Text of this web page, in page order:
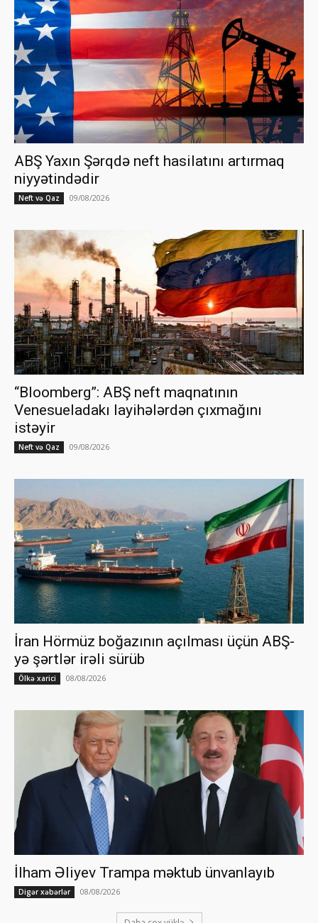
ABŞ Yaxın Şərqdə neft hasilatını artırmaq
niyyətindədir
Neft və Qaz 09/08/2026
“Bloomberg”: ABŞ neft maqnatının
Venesueladakı layihələrdən çıxmağını
istəyir
Neft və Qaz 09/08/2026
İran Hörmüz boğazının açılması üçün ABŞ-
yə şərtlər irəli sürüb
Ölkə xarici 08/08/2026
İlham Əliyev Trampa məktub ünvanlayıb
Digər xəbərlər 08/08/2026